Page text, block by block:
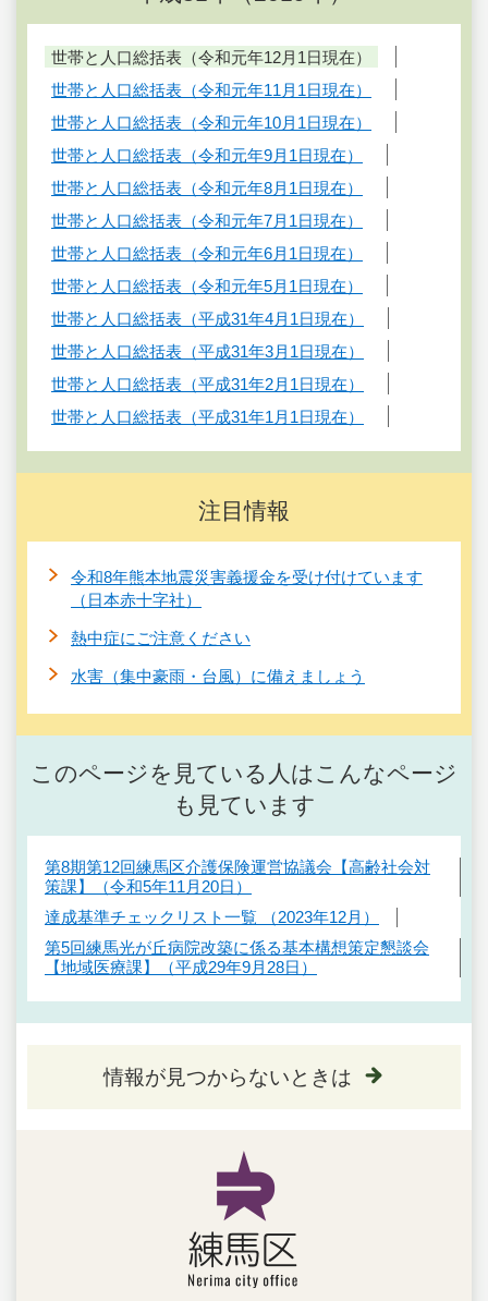
世帯と人口総括表（令和元年12月1日現在）
世帯と人口総括表（令和元年11月1日現在）
世帯と人口総括表（令和元年10月1日現在）
世帯と人口総括表（令和元年9月1日現在）
世帯と人口総括表（令和元年8月1日現在）
世帯と人口総括表（令和元年7月1日現在）
世帯と人口総括表（令和元年6月1日現在）
世帯と人口総括表（令和元年5月1日現在）
世帯と人口総括表（平成31年4月1日現在）
世帯と人口総括表（平成31年3月1日現在）
世帯と人口総括表（平成31年2月1日現在）
世帯と人口総括表（平成31年1月1日現在）
注目情報
令和8年熊本地震災害義援金を受け付けています
（日本赤十字社）
熱中症にご注意ください
水害（集中豪雨・台風）に備えましょう
このページを見ている人はこんなページ
も見ています
第8期第12回練馬区介護保険運営協議会【高齢社会対
策課】（令和5年11月20日）
達成基準チェックリスト一覧 （2023年12月）
第5回練馬光が丘病院改築に係る基本構想策定懇談会
【地域医療課】（平成29年9月28日）
情報が見つからないときは